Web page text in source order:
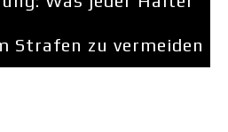
Strafen zu vermeiden